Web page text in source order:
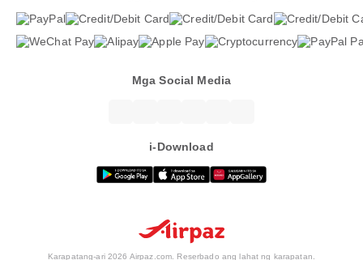
Mga Social Media
i-Download
Karapatang-ari 2026 Airpaz.com. Reserbado ang lahat ng karapatan.